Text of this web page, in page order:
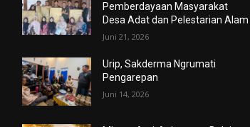
Pemberdayaan Masyarakat
Desa Adat dan Pelestarian Alam
Juni 21, 2026
Urip, Sakderma Ngrumati
Pengarepan
Juni 14, 2026